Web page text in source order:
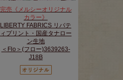
完売《メルシーオリジナル
カラー》
LIBERTY FABRICS リバテ
ィプリント・国産タナロー
ン生地
＜Flo＞(フロー)3639263-
J18B